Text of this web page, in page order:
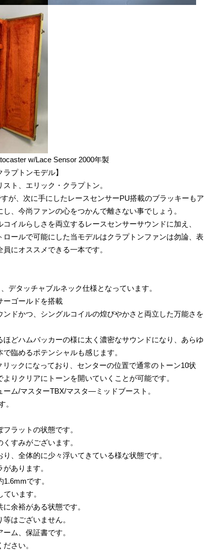
w/Lace Sensor 2000年製
プトンモデル】
ト、エリック・クラプトン。
が、次に手にしたレースセンサーPU搭載のブラッキーもア
、今尚ファンの心をつかんで離さない事でしょう。
イルらしさを両立するレースセンサーサウンドに加え、
ロールで可能にした当モデルはクラプトンファンは勿論、表
にオススメできる一本です。
デタッチャブルネック仕様となっています。
ーゴールドを搭載
ドかつ、シングルコイルの煌びやかさと両立した万能さを
ほどハムバッカーの様に太く濃密なサウンドになり、あらゆ
臨めるポテンシャルも感じます。
ックになっており、センターの位置で通常のトーン10状
りクリアにトーンを開いていくことが可能です。
ム/マスターTBX/マスタ―ミッドブースト。
。
ラットの状態です。
すみがございます。
、全体的に少々浮いてきている様な状態です。
あります。
です。
います。
余裕がある状態です。
はございません。
ム、保証書です。
さい。